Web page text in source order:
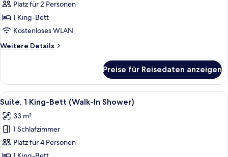
1 King-
Bett,
Whirlpool
Platz für 2 Personen
1 King-Bett
Kostenloses WLAN
Weitere Details
Weitere
1 King-
Bett,
Whirlpool
Preise für Reisedaten anzeigen
Alle
Fotos
für
Suite,
1 King-
Ein Hotelzimmer mit einem großen
8
Suite, 1 King-Bett (Walk-In Shower)
33 m²
1 Schlafzimmer
Platz für 4 Personen